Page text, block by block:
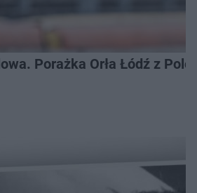
Porażka Orła Łódź z